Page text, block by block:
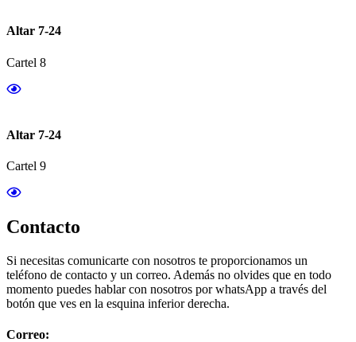
Altar 7-24
Cartel 8
Altar 7-24
Cartel 9
Contacto
Si necesitas comunicarte con nosotros te proporcionamos un
teléfono de contacto y un correo. Además no olvides que en todo
momento puedes hablar con nosotros por whatsApp a través del
botón que ves en la esquina inferior derecha.
Correo: